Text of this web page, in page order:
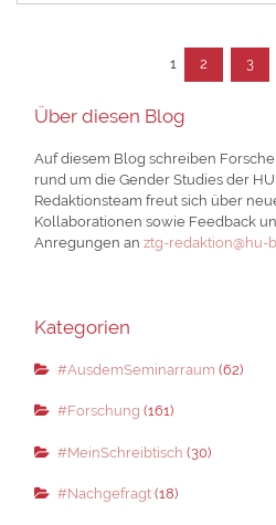
der
Beiträge
Seite
1 Seite
2 Seite
3
Über diesen Blog
Auf diesem Blog schreiben
rund um die Gender Studies der
Redaktionsteam freut sich über
Kollaborationen sowie Feedback
Anregungen anztg-redaktion@hu-
Kategorien
#AusdemSeminarraum (62)
#Forschung (161)
#MeinSchreibtisch (30)
#Nachgefragt(18)